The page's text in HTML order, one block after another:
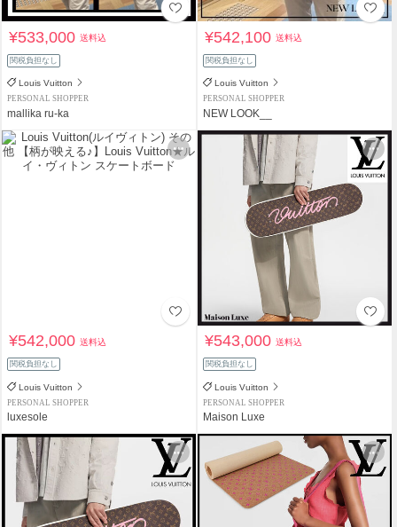
¥533,000送料込
関税負担なし
Louis Vuitton
PERSONAL SHOPPER
mallika ru-ka
¥542,100送料込
関税負担なし
Louis Vuitton
PERSONAL SHOPPER
NEW LOOK__
¥542,000送料込
関税負担なし
Louis Vuitton
PERSONAL SHOPPER
luxesole
¥543,000送料込
関税負担なし
Louis Vuitton
PERSONAL SHOPPER
Maison Luxe